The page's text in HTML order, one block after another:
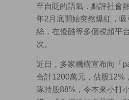
至自貶的語氣，點評社會
年2月底開始突然爆紅，
絲，在優酷等多個視頻平
次。
近日，多家機構宣布向「
合計1200萬元，佔股12%
隊持股88%，令本來小打